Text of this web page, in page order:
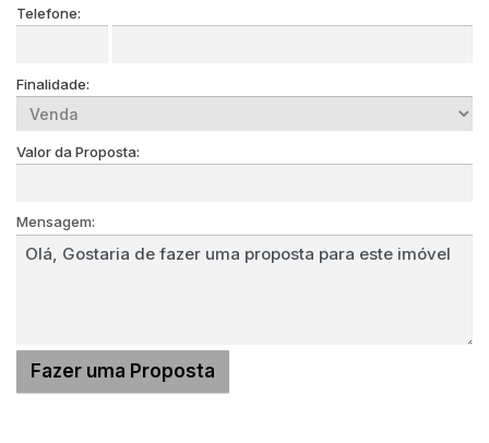
Telefone:
Finalidade:
Valor da Proposta:
Mensagem: